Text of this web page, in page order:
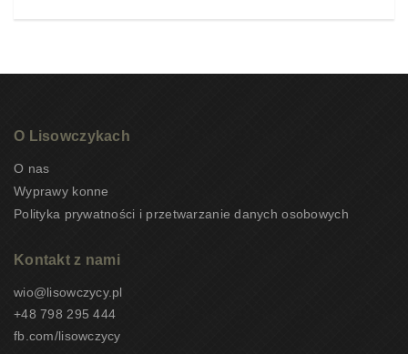
O Lisowczykach
O nas
Wyprawy konne
Polityka prywatności i przetwarzanie danych osobowych
Kontakt z nami
wio@lisowczycy.pl
+48 798 295 444
fb.com/lisowczycy